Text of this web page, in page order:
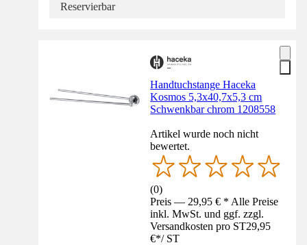
Reservierbar
Handtuchstange Haceka
Kosmos 5,3x40,7x5,3 cm
Schwenkbar chrom 1208558
Artikel wurde noch nicht
bewertet.
(0)
Preis — 29,95 € * Alle Preise
inkl. MwSt. und ggf. zzgl.
Versandkosten pro ST29,95
€*/ ST